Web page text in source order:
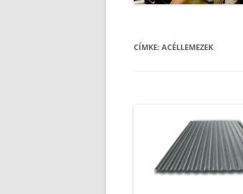
CÍMKE: ACÉLLEMEZEK